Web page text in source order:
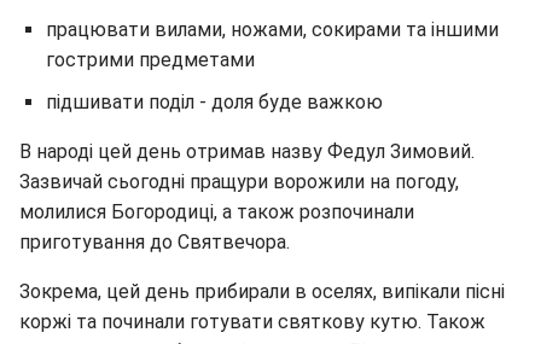
працювати вилами, ножами, сокирами та іншими
гострими предметами
підшивати поділ - доля буде важкою
В народі цей день отримав назву Федул Зимовий.
Зазвичай сьогодні пращури ворожили на погоду,
молилися Богородиці, а також розпочинали
приготування до Святвечора.
Зокрема, цей день прибирали в оселях, випікали пісні
коржі та починали готувати святкову кутю. Також